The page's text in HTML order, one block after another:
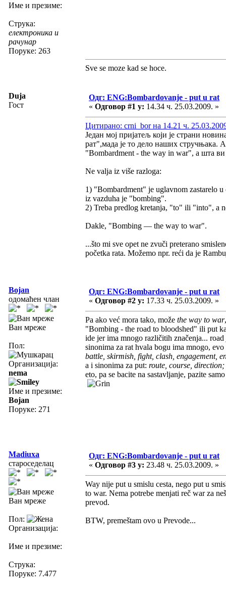
Име и презиме:
Струка:
електроника и
рачунар
Поруке: 263
Sve se moze kad se hoce.
Duja
Гост
Одг: ENG:Bombardovanje - put u rat
« Одговор #1 у: 14.34 ч. 25.03.2009. »
Цитирано: crni_bor на 14.21 ч.
Један мој пријатељ који је страни
рат",мада је то дело наших стручњака.
"Bombardment - the way in war", а шта
Ne valja iz više razloga:
1) "Bombardment" je uglavnom zastarelo
iz vazduha je "bombing".
2) Treba predlog kretanja, "to" ili "into", a
Dakle, "Bombing — the way to war".
...što mi sve opet ne zvuči preterano
početka rata. Možemo npr. reći da je
Bojan
одомаћен члан
Ван мреже
Пол:
Организација:
nema
Име и презиме:
Bojan
Поруке: 271
Одг: ENG:Bombardovanje - put u rat
« Одговор #2 у: 17.33 ч. 25.03.2009. »
Pa ako već mora tako, može the way to war
"Bombing - the road to bloodshed" ili put
ide jer ima mnogo različitih značenja...
sinonima za rat hvala bogu ima mnogo,
battle, skirmish, fight, clash, engagement,
a i sinonima za put: route, course,
eto, pa se bacite na sastavljanje, pazite
Madiuxa
староседелац
Ван мреже
Пол:
Организација:
Име и презиме:
Струка:
Поруке: 7.477
Одг: ENG:Bombardovanje - put u rat
« Одговор #3 у: 23.48 ч. 25.03.2009. »
Way nije put u smislu cesta, nego put u
to war. Nema potrebe menjati reč war za
prevod.
BTW, premeštam ovo u Prevode...